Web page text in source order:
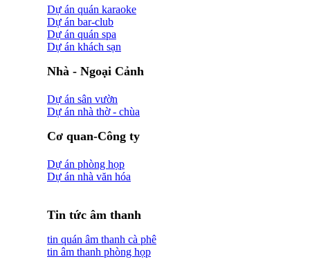
Dự án quán karaoke
Dự án bar-club
Dự án quán spa
Dự án khách sạn
Nhà - Ngoại Cảnh
Dự án sân vườn
Dự án nhà thờ - chùa
Cơ quan-Công ty
Dự án phòng họp
Dự án nhà văn hóa
Tin tức âm thanh
tin quán âm thanh cà phê
tin âm thanh phòng họp